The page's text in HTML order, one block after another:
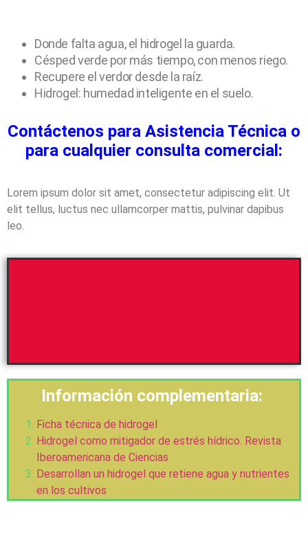
Donde falta agua, el hidrogel la guarda.
Césped verde por más tiempo, con menos riego.
Recupere el verdor desde la raíz.
Hidrogel: humedad inteligente en el suelo.
Contáctenos para Asistencia Técnica o
para cualquier consulta comercial:
Lorem ipsum dolor sit amet, consectetur adipiscing elit. Ut
elit tellus, luctus nec ullamcorper mattis, pulvinar dapibus
leo.
Información complementaria:
Ficha técnica de hidrogel
Hidrogel como mitigador de estrés hídrico. Revista
Iberoamericana de Ciencias
Desarrollan un hidrogel que retiene agua y nutrientes
en los cultivos